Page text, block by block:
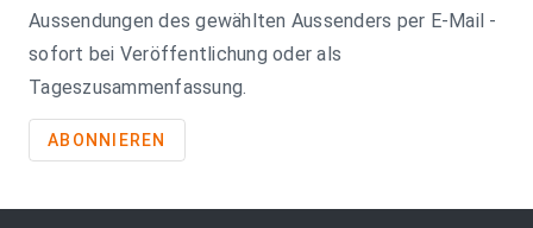
Aussendungen des gewählten Aussenders per E-Mail -
sofort bei Veröffentlichung oder als
Tageszusammenfassung.
ABONNIEREN